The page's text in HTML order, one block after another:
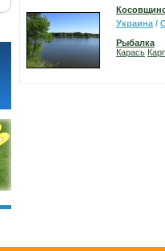
Украина /
Рыбалка
Карась